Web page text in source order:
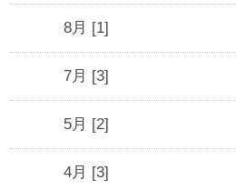
8月 [1]
7月 [3]
5月 [2]
4月 [3]